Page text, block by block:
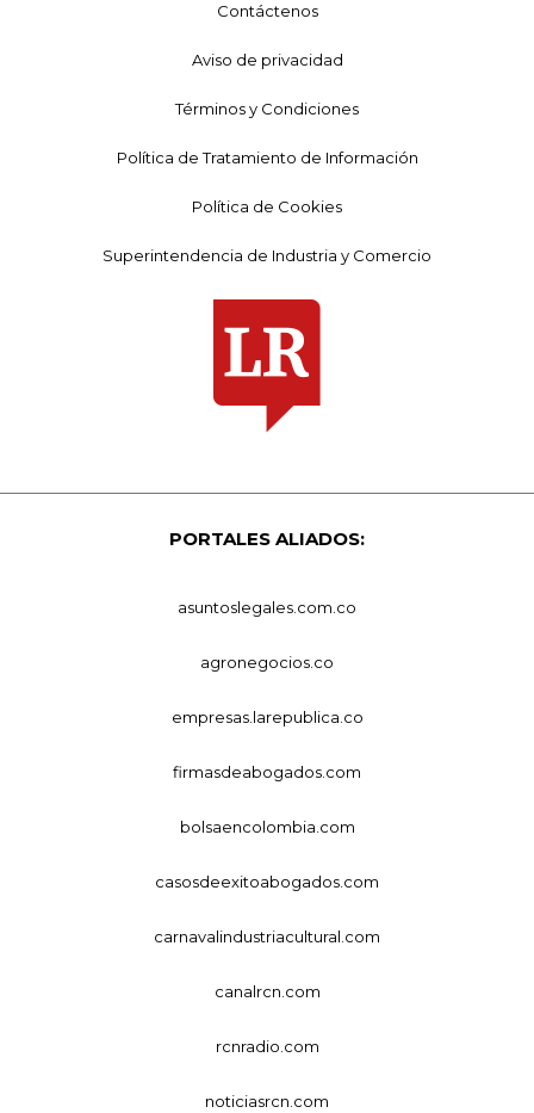
Contáctenos
Aviso de privacidad
Términos y Condiciones
Política de Tratamiento de Información
Política de Cookies
Superintendencia de Industria y Comercio
PORTALES ALIADOS:
asuntoslegales.com.co
agronegocios.co
empresas.larepublica.co
firmasdeabogados.com
bolsaencolombia.com
casosdeexitoabogados.com
carnavalindustriacultural.com
canalrcn.com
rcnradio.com
noticiasrcn.com